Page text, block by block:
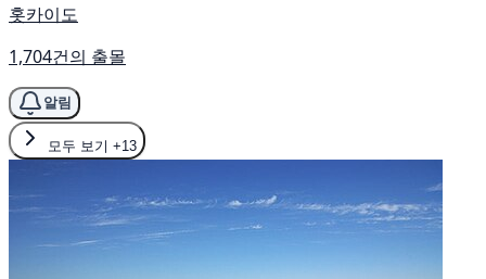
홋카이도
1,704건의 출몰
알림
모두 보기 +13